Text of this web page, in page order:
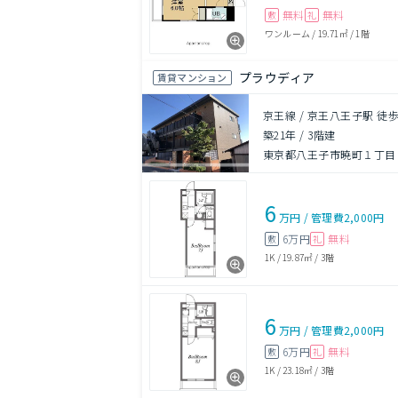
敷 無料 礼 無料
ワンルーム / 19.71㎡/ 1階
賃貸マンション プラウディア
京王線 / 京王八王子駅 徒
築21年 / 3階建
東京都八王子市暁町１丁目
6 万円 /管理費2,000円
敷 6万円 礼 無料
1K / 19.87㎡ / 3階
6 万円 /管理費2,000円
敷 6万円 礼 無料
1K / 23.18㎡ / 3階